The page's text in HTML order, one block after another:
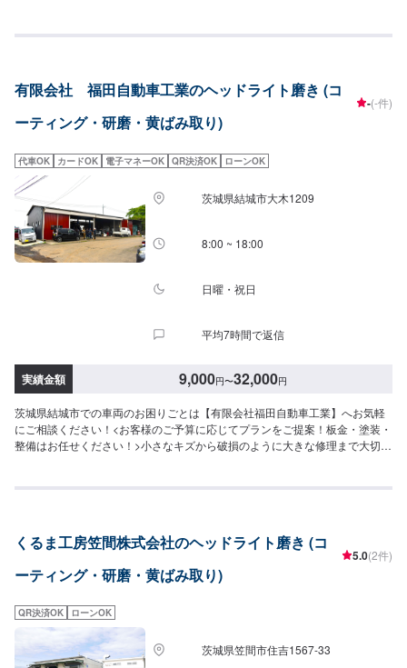
済ませたい…★お時間があまり取れない…などのご相談もお気軽にどうぞ！
～3日程度で納車となります。納期は前後する場合がございます。予めご了承
ください。-----代車について-----代車をご用意しています。お車の作業中は代
車をご利用ください。※代車の燃料代はお客様にご負担いただいておりま
い。駐車スペースは事務所前の空いているスペースに駐車してください。受
付はスタッフへ「メンテモで予約しました」とお伝えください。ご案内いた
します。【定休日・営業時間】定休日：日曜日、祝日営業時間：8:30~17:30
有限会社 福田自動車工業のヘッドライト磨き (コ
ーティング・研磨・黄ばみ取り)
-(-件)
代車OK カードOK 電子マネーOK QR決済OK ローンOK
茨城県結城市大木1209
8:00 ~ 18:00
日曜・祝日
平均7時間で返信
実績金額 9,000円〜32,000円
茨城県結城市での車両のお困りごとは【有限会社福田自動車工業】へお気軽
にご相談ください！<お客様のご予算に応じてプランをご提案！板金・塗装・
整備はお任せください！>小さなキズから破損のように大きな修理まで大切な
きし、最適な施工方法をご提案しますので、お気軽にお問い合わせ下さい。
～3日程度で納車となります。(要相談)納期は前後する場合がございます。予
めご了承ください。-----代車について-----代車をご用意しています。お車の作
業中は代車をご利用ください。※代車の燃料代はお客様にご負担いただいてお
ださい。駐車スペースは事務所前の空いているスペースに駐車してくださ
い。受付はスタッフへ「メンテモで予約しました」とお伝えください。ご案
内いたします。【定休日・営業時間】定休日：日曜、祝日営業時間：
8:00~18:00
くるま工房笠間株式会社のヘッドライト磨き (コ
ーティング・研磨・黄ばみ取り)
5.0(2件)
QR決済OK ローンOK
茨城県笠間市住吉1567-33